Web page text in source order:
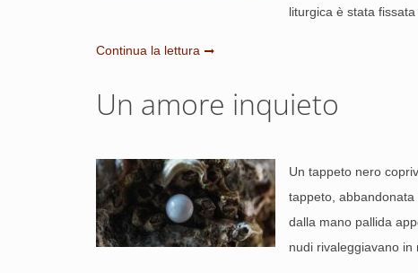
liturgica è stata fissata
Continua la lettura
Un amore inquieto
Un tappeto nero
tappeto,
dalla mano pallida
nudi rivaleggiavano in